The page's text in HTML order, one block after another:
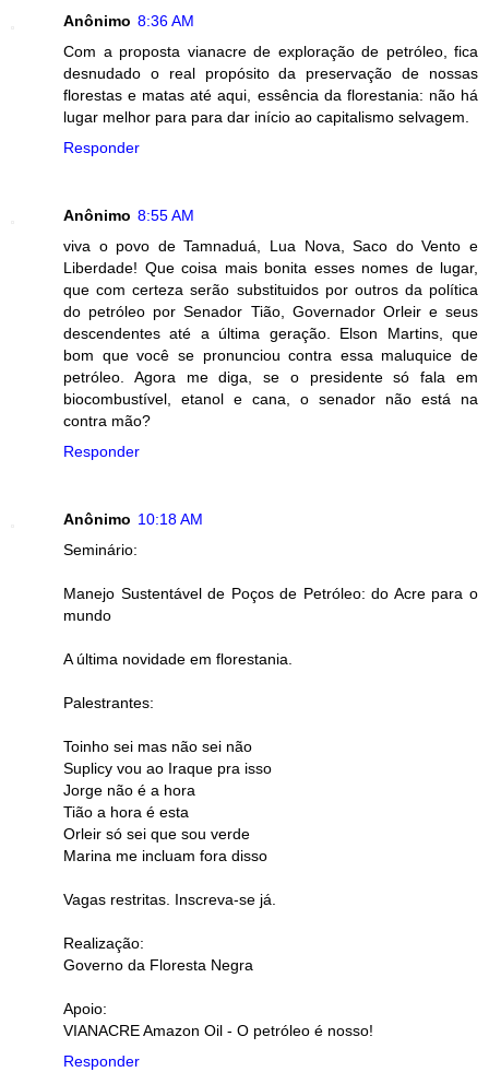
Anônimo 8:36 AM
Com a proposta vianacre de exploração de petróleo, fica
desnudado o real propósito da preservação de nossas
florestas e matas até aqui, essência da florestania: não há
lugar melhor para para dar início ao capitalismo selvagem.
Responder
Anônimo 8:55 AM
viva o povo de Tamnaduá, Lua Nova, Saco do Vento e
Liberdade! Que coisa mais bonita esses nomes de lugar,
que com certeza serão substituidos por outros da política
do petróleo por Senador Tião, Governador Orleir e seus
descendentes até a última geração. Elson Martins, que
bom que você se pronunciou contra essa maluquice de
petróleo. Agora me diga, se o presidente só fala em
biocombustível, etanol e cana, o senador não está na
contra mão?
Responder
Anônimo 10:18 AM
Seminário:
Manejo Sustentável de Poços de Petróleo: do Acre para o
mundo
A última novidade em florestania.
Palestrantes:
Toinho sei mas não sei não
Suplicy vou ao Iraque pra isso
Jorge não é a hora
Tião a hora é esta
Orleir só sei que sou verde
Marina me incluam fora disso
Vagas restritas. Inscreva-se já.
Realização:
Governo da Floresta Negra
Apoio:
VIANACRE Amazon Oil - O petróleo é nosso!
Responder